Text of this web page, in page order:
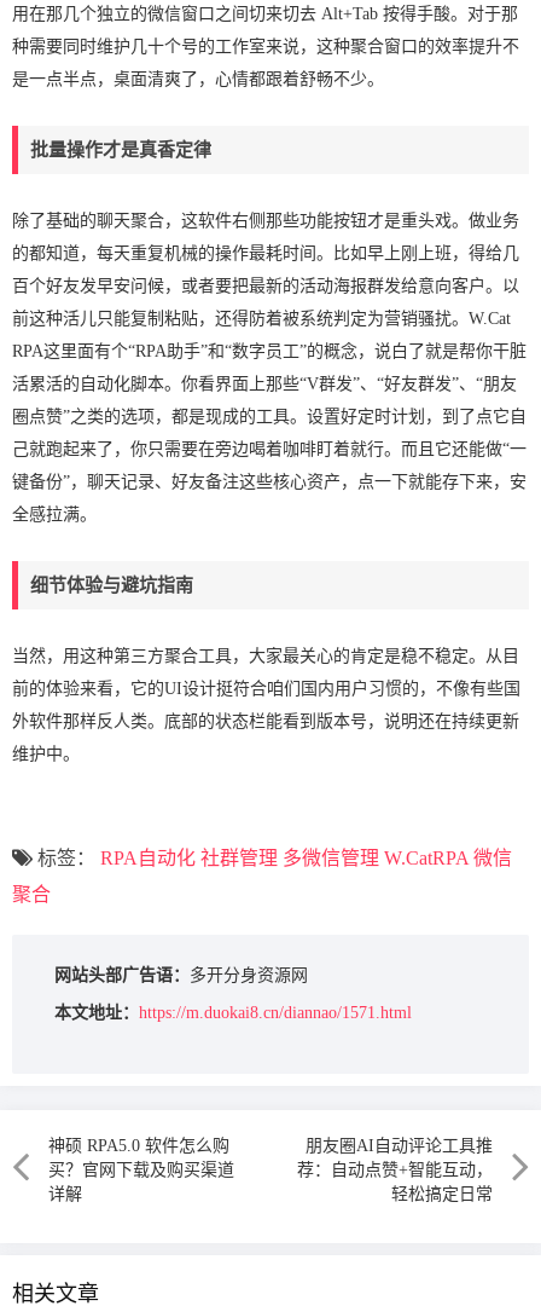
用在那几个独立的微信窗口之间切来切去 Alt+Tab 按得手酸。对于那
种需要同时维护几十个号的工作室来说，这种聚合窗口的效率提升不
是一点半点，桌面清爽了，心情都跟着舒畅不少。
批量操作才是真香定律
除了基础的聊天聚合，这软件右侧那些功能按钮才是重头戏。做业务
的都知道，每天重复机械的操作最耗时间。比如早上刚上班，得给几
百个好友发早安问候，或者要把最新的活动海报群发给意向客户。以
前这种活儿只能复制粘贴，还得防着被系统判定为营销骚扰。W.Cat
RPA这里面有个“RPA助手”和“数字员工”的概念，说白了就是帮你干脏
活累活的自动化脚本。你看界面上那些“V群发”、“好友群发”、“朋友
圈点赞”之类的选项，都是现成的工具。设置好定时计划，到了点它自
己就跑起来了，你只需要在旁边喝着咖啡盯着就行。而且它还能做“一
键备份”，聊天记录、好友备注这些核心资产，点一下就能存下来，安
全感拉满。
细节体验与避坑指南
当然，用这种第三方聚合工具，大家最关心的肯定是稳不稳定。从目
前的体验来看，它的UI设计挺符合咱们国内用户习惯的，不像有些国
外软件那样反人类。底部的状态栏能看到版本号，说明还在持续更新
维护中。
标签： RPA自动化 社群管理 多微信管理 W.CatRPA 微信
聚合
网站头部广告语： 多开分身资源网
本文地址： https://m.duokai8.cn/diannao/1571.html
神硕 RPA5.0 软件怎么购
买？官网下载及购买渠道
详解
朋友圈AI自动评论工具推
荐：自动点赞+智能互动，
轻松搞定日常
相关文章